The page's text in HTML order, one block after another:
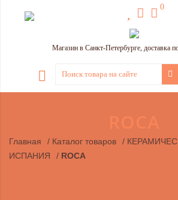
0
Магазин в Санкт-Петербурге, доставка
Главная / Каталог товаров /
ИСПАНИЯ
/ ROCA